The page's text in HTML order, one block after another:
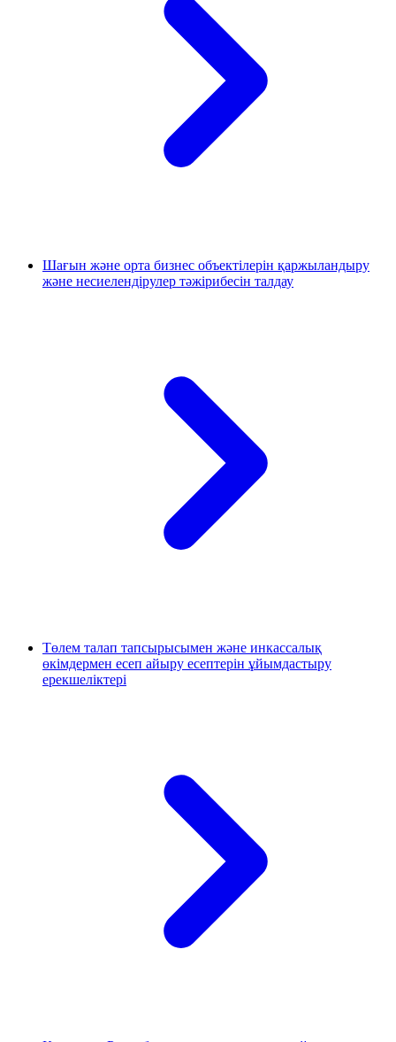
Шағын және орта бизнес объектілерін қаржыландыру
және несиелендірулер тәжірибесін талдау
Төлем талап тапсырысымен және инкассалық
өкімдермен есеп айыру есептерін ұйымдастыру
ерекшеліктері